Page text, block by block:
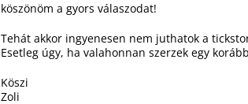
köszönöm a gyors válaszodat!
Tehát akkor ingyenesen nem juthatok a
Esetleg úgy, ha valahonnan szerzek egy
Köszi
Zoli